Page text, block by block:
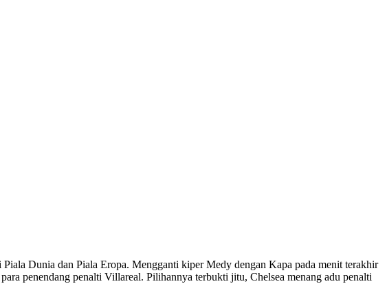
Dunia dan Piala Eropa. Mengganti kiper Medy dengan Kapa pada menit terakhir
penendang penalti Villareal. Pilihannya terbukti jitu, Chelsea menang adu penalti